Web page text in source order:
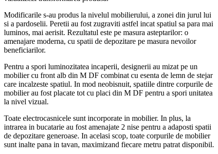
Modificarile s-au produs la nivelul mobilierului, a zonei din jurul lui
si a pardoselii. Peretii au fost zugraviti astfel incat spatiul sa para mai
luminos, mai aerisit. Rezultatul este pe masura asteptarilor: o
amenajare moderna, cu spatii de depozitare pe masura nevoilor
beneficiarilor.
Pentru a spori luminozitatea incaperii, designerii au mizat pe un
mobilier cu front alb din M DF combinat cu esenta de lemn de stejar
care incalzeste spatiul. In mod neobisnuit, spatiile dintre corpurile de
mobilier au fost placate tot cu placi din M DF pentru a spori unitatea
la nivel vizual.
Toate electrocasnicele sunt incorporate in mobilier. In plus, la
intrarea in bucatarie au fost amenajate 2 nise pentru a adaposti spatii
de depozitare generoase. In acelasi scop, toate corpurile de mobilier
sunt inalte pana in tavan, maximizand fiecare metru patrat disponibil.